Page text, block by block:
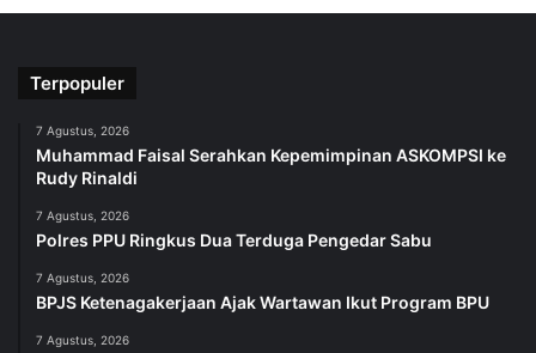
Terpopuler
7 Agustus, 2026
Muhammad Faisal Serahkan Kepemimpinan ASKOMPSI ke
Rudy Rinaldi
7 Agustus, 2026
Polres PPU Ringkus Dua Terduga Pengedar Sabu
7 Agustus, 2026
BPJS Ketenagakerjaan Ajak Wartawan Ikut Program BPU
7 Agustus, 2026